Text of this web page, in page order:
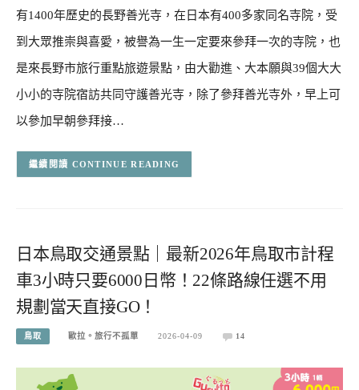
有1400年歷史的長野善光寺，在日本有400多家同名寺院，受
到大眾推崇與喜愛，被譽為一生一定要來參拜一次的寺院，也
是來長野市旅行重點旅遊景點，由大勸進、大本願與39個大大
小小的寺院宿訪共同守護善光寺，除了參拜善光寺外，早上可
以參加早朝參拜接…
CONTINUE READING
日本鳥取交通景點｜最新2026年鳥取市計程
車3小時只要6000日幣！22條路線任選不用
規劃當天直接GO！
鳥取 歐拉。旅行不孤單 2026-04-09 14